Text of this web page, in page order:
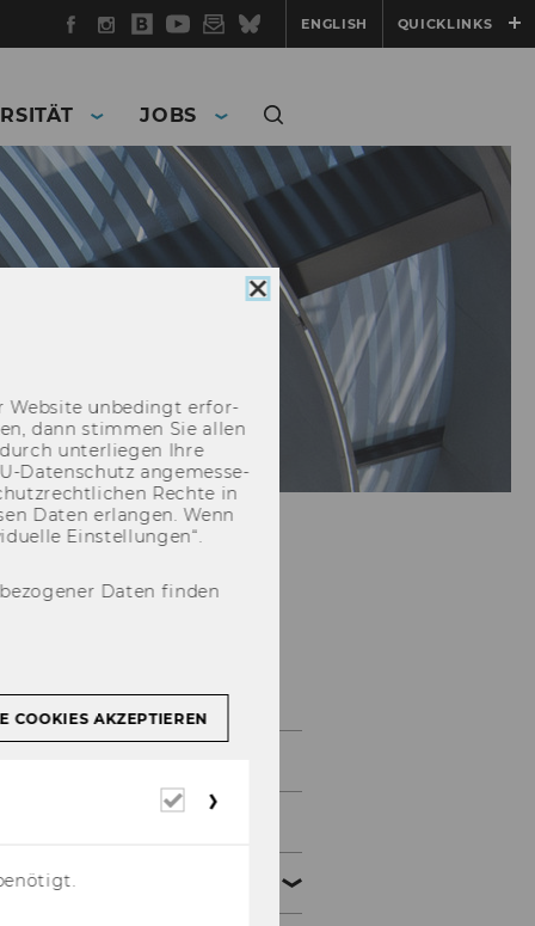
Facebook
Instagram
WU
Blog
YouTube
Newsletter
BlueskyENGLISH QUICKLINKS
JOBS
Research Career
Cookie
Consent
schließen
Web­site un­be­dingt er­for­
dann stim­men Sie allen
un­ter­lie­gen Ihre
​Datenschutz an­ge­mes­se­
Rech­te in
Daten er­lan­gen. Wenn
Ein­stel­lun­gen“.
Daten finden
COOKIES AKZEPTIEREN
Erforderliche